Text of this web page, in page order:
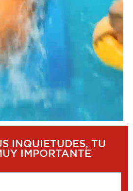
INQUIETUDES, TU
IMPORTANTE